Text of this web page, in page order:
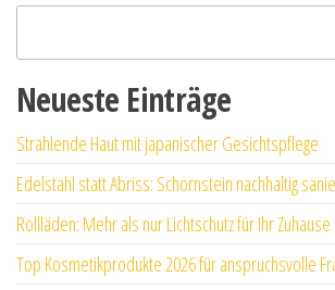
Neueste Einträge
Strahlende Haut mit japanischer Gesichtspflege
Edelstahl statt Abriss: Schornstein nachhaltig
Rollläden: Mehr als nur Lichtschutz für Ihr Zuhause
Top Kosmetikprodukte 2026 für anspruchsvolle